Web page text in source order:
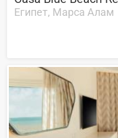
Египет, Марса Алам